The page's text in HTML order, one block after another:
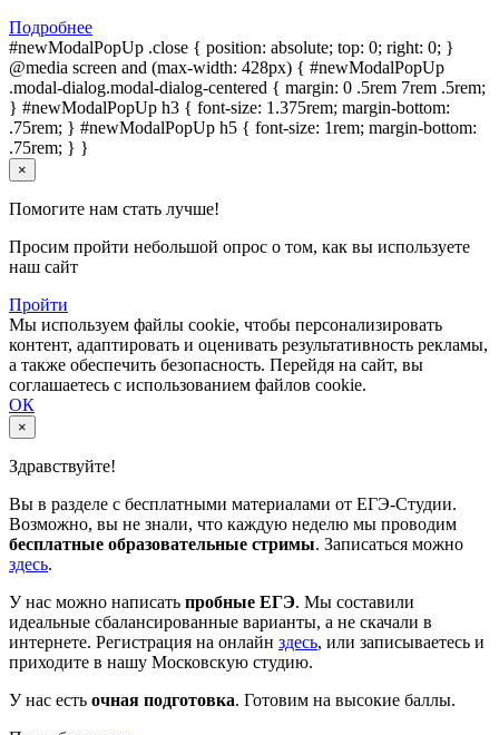
Подробнее
#newModalPopUp .close { position: absolute; top: 0; right: 0; }
@media screen and (max-width: 428px) { #newModalPopUp
.modal-dialog.modal-dialog-centered { margin: 0 .5rem 7rem .5rem;
} #newModalPopUp h3 { font-size: 1.375rem; margin-bottom:
.75rem; } #newModalPopUp h5 { font-size: 1rem; margin-bottom:
.75rem; } }
×
Помогите нам стать лучше!
Просим пройти небольшой опрос о том, как вы используете
наш сайт
Пройти
Мы используем файлы cookie, чтобы персонализировать
контент, адаптировать и оценивать результативность рекламы,
а также обеспечить безопасность. Перейдя на сайт, вы
соглашаетесь с использованием файлов cookie.
ОК
×
Здравствуйте!
Вы в разделе с бесплатными материалами от ЕГЭ-Студии.
Возможно, вы не знали, что каждую неделю мы проводим
бесплатные образовательные стримы. Записаться можно
здесь.
У нас можно написать пробные ЕГЭ. Мы составили
идеальные сбалансированные варианты, а не скачали в
интернете. Регистрация на онлайн здесь, или записываетесь и
приходите в нашу Московскую студию.
У нас есть очная подготовка. Готовим на высокие баллы.